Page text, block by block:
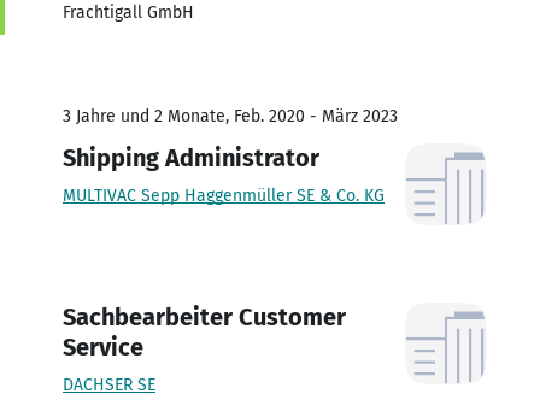
Frachtigall GmbH
3 Jahre und 2 Monate, Feb. 2020 - März 2023
Shipping Administrator
MULTIVAC Sepp Haggenmüller SE & Co. KG
Sachbearbeiter Customer
Service
DACHSER SE